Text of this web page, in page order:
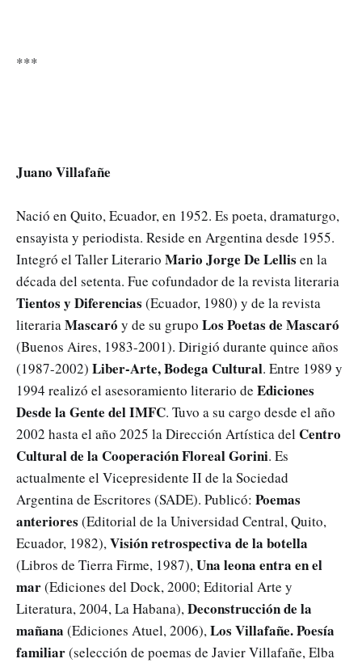
***
Juano Villafañe
Nació en Quito, Ecuador, en 1952. Es poeta, dramaturgo,
ensayista y periodista. Reside en Argentina desde 1955.
Integró el Taller Literario Mario Jorge De Lellis en la
década del setenta. Fue cofundador de la revista literaria
Tientos y Diferencias (Ecuador, 1980) y de la revista
literaria Mascaró y de su grupo Los Poetas de Mascaró
(Buenos Aires, 1983-2001). Dirigió durante quince años
(1987-2002) Liber-Arte, Bodega Cultural. Entre 1989 y
1994 realizó el asesoramiento literario de Ediciones
Desde la Gente del IMFC. Tuvo a su cargo desde el año
2002 hasta el año 2025 la Dirección Artística del Centro
Cultural de la Cooperación Floreal Gorini. Es
actualmente el Vicepresidente II de la Sociedad
Argentina de Escritores (SADE). Publicó: Poemas
anteriores (Editorial de la Universidad Central, Quito,
Ecuador, 1982), Visión retrospectiva de la botella
(Libros de Tierra Firme, 1987), Una leona entra en el
mar(Ediciones del Dock, 2000; Editorial Arte y
Literatura, 2004, La Habana), Deconstrucción de la
mañana (Ediciones Atuel, 2006), Los Villafañe. Poesía
familiar(selección de poemas de Javier Villafañe, Elba